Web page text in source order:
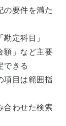
の要件を満た
勘定科目」
額」など主要
できる
項目は範囲指
合わせた検索